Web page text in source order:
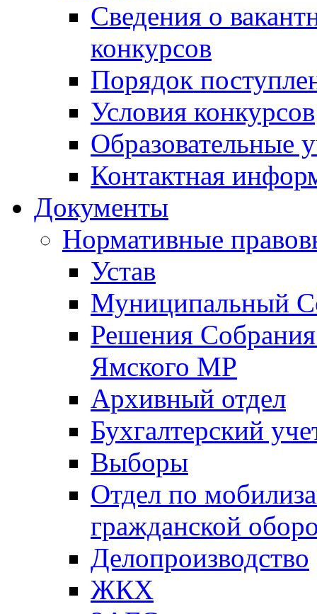
Сведения о
конкурсов
Порядок
Условия конкурсов
Образовательные
Контактная
Документы
Нормативные
Устав
Муниципальный
Решения
Ямского МР
Архивный отдел
Бухгалтерский
Выборы
Отдел по
гражданской
Делопроизводство
ЖКХ